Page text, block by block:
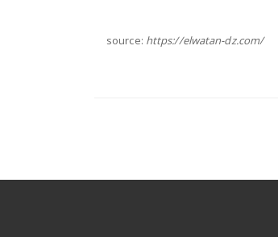
source: https://elwatan-dz.com/